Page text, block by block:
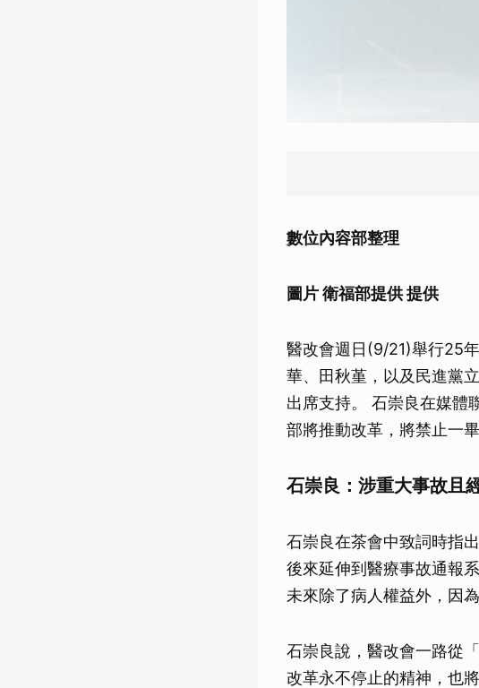
數位內容部整理
圖片 衛福部提供 提供
醫改會週日(9/21)舉行25
華、田秋堇，以及民進黨
出席支持。 石崇良在媒體
部將推動改革，將禁止一
石崇良：涉重大事故且
石崇良在茶會中致詞時指
後來延伸到醫療事故通報
未來除了病人權益外，因
石崇良說，醫改會一路從
改革永不停止的精神，也